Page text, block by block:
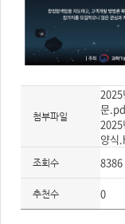
첨부파일
2025
문
2025
양식
조회수 8386
추천수 0